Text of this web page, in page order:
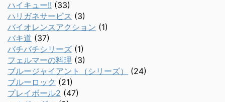
ハイキュー!! (33)
ハリガネサービス (3)
バイオレンスアクション (1)
バキ道 (37)
バチバチシリーズ (1)
フェルマーの料理 (3)
ブルージャイアント（シリーズ）
(24)
ブルーロック (21)
プレイボール2 (47)